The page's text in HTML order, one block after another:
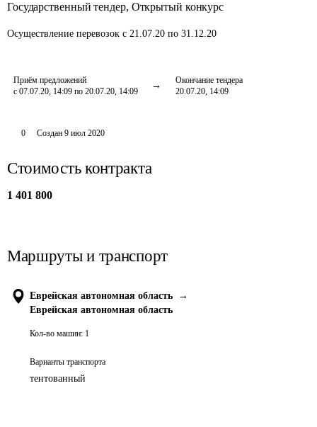
Государственный тендер, Открытый конкурс
Осуществление перевозок с 21.07.20 по 31.12.20
Приём предложений
с 07.07.20, 14:09 по 20.07.20, 14:09
Окончание тендера
20.07.20, 14:09
0 Создан 9 июл 2020
Стоимость контракта
1 401 800
Маршруты и транспорт
Еврейская автономная область
→
Еврейская автономная область
Кол-во машин: 1
Варианты транспорта
тентованный